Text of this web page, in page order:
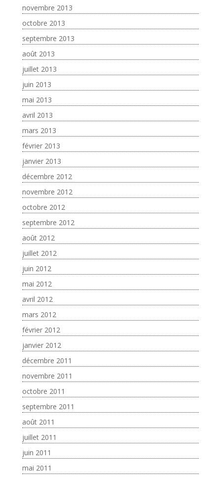
novembre 2013
octobre 2013
septembre 2013
août 2013
juillet 2013
juin 2013
mai 2013
avril 2013
mars 2013
février 2013
janvier 2013
décembre 2012
novembre 2012
octobre 2012
septembre 2012
août 2012
juillet 2012
juin 2012
mai 2012
avril 2012
mars 2012
février 2012
janvier 2012
décembre 2011
novembre 2011
octobre 2011
septembre 2011
août 2011
juillet 2011
juin 2011
mai 2011